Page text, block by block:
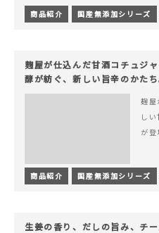
コ
商品紹介 国産無添加シリーズ
麹屋が仕込んだ甘酒コチュジ
酵が紡ぐ、新しい旨辛のかたち
麹屋
し
が登
商品紹介 国産無添加シリーズ
生姜の香り、だしの旨み、チ